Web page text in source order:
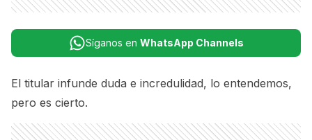
Síganos en WhatsApp Channels
El titular infunde duda e incredulidad, lo entendemos,
pero es cierto.